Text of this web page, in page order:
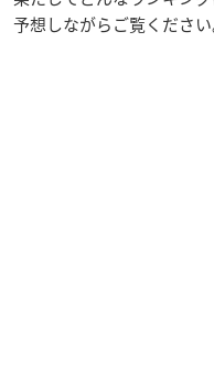
予想しながらご覧ください